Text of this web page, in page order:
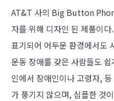
AT&T 사의 Big Button
자를 위해 디자인 된 제품이
표기되어 어두운 환경에서도
운동 장애를 갖은 사람들도
인에서 장애인이나 고령자,
가 풍기지 않으며, 심플한 것